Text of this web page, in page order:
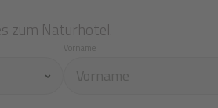
zum Naturhotel.